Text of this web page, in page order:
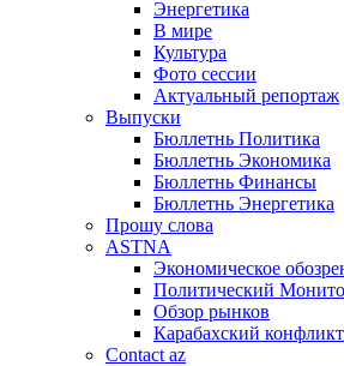
Энергетика
В мире
Культура
Фото сессии
Актуальный репортаж
Выпуски
Бюллетнь Политика
Бюллетнь Экономика
Бюллетнь Финансы
Бюллетнь Энергетика
Прошу слова
ASTNA
Экономическое
Политический
Обзор рынков
Карабахский конфликт
Contact az